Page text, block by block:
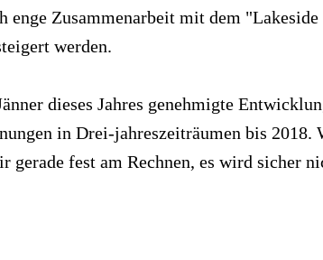
enge Zusammenarbeit mit dem
werden.
dieses Jahres genehmigte
in Drei-jahreszeiträumen bis
gerade fest am Rechnen, es wird